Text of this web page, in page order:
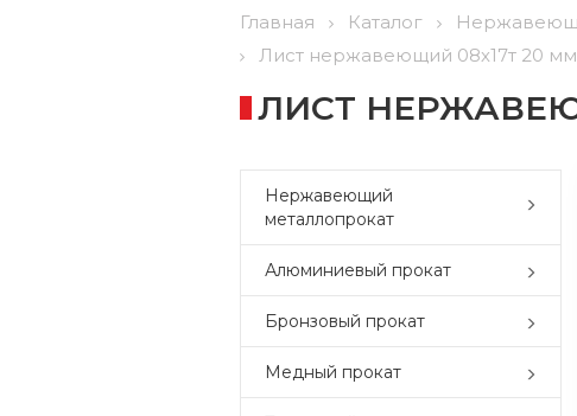
Главная Каталог
Лист нержавеющий 08х17т 20
ЛИСТ
Нержавеющий
металлопрокат
Алюминиевый прокат
Бронзовый прокат
Медный прокат